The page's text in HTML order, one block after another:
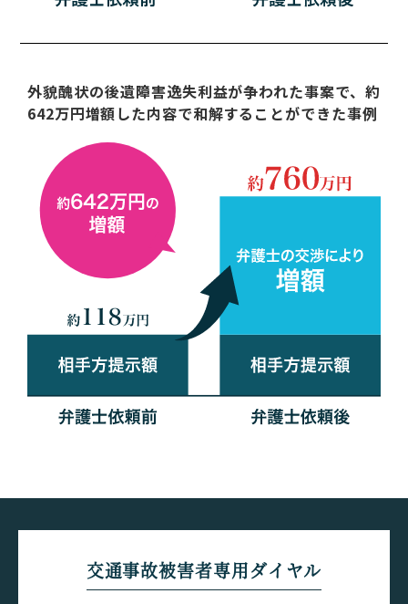
外貌醜状の後遺障害逸失利益が争われた事案で、約
642万円増額した内容で和解することができた事例
交通事故被害者専用ダイヤル